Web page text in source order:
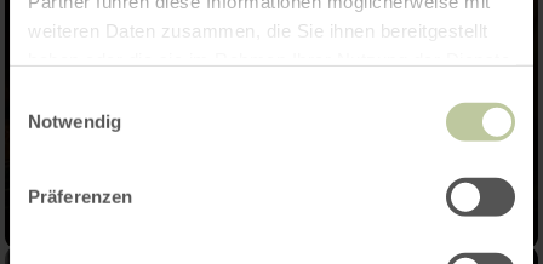
weiteren Daten zusammen, die Sie ihnen bereitgestellt
Notwendig
Präferenzen